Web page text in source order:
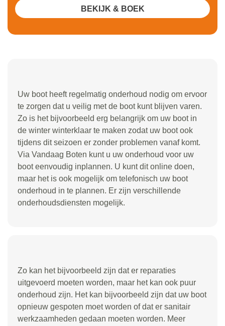
Uw boot heeft regelmatig onderhoud nodig om ervoor
te zorgen dat u veilig met de boot kunt blijven varen.
Zo is het bijvoorbeeld erg belangrijk om uw boot in
de winter winterklaar te maken zodat uw boot ook
tijdens dit seizoen er zonder problemen vanaf komt.
Via Vandaag Boten kunt u uw onderhoud voor uw
boot eenvoudig inplannen. U kunt dit online doen,
maar het is ook mogelijk om telefonisch uw boot
onderhoud in te plannen. Er zijn verschillende
onderhoudsdiensten mogelijk.
BEKIJK & BOEK
Zo kan het bijvoorbeeld zijn dat er reparaties
uitgevoerd moeten worden, maar het kan ook puur
onderhoud zijn. Het kan bijvoorbeeld zijn dat uw boot
opnieuw gespoten moet worden of dat er sanitair
werkzaamheden gedaan moeten worden. Meer